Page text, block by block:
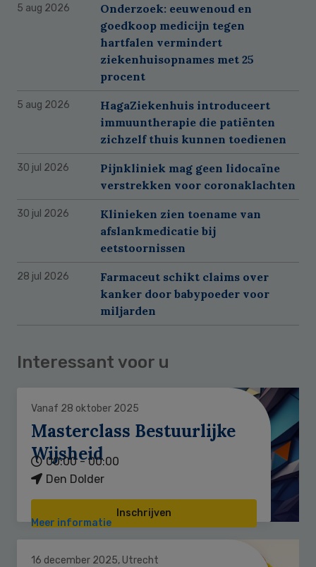
5 aug 2026
Onderzoek: eeuwenoud en
goedkoop medicijn tegen
hartfalen vermindert
ziekenhuisopnames met 25
procent
5 aug 2026
HagaZiekenhuis introduceert
immuuntherapie die patiënten
zichzelf thuis kunnen toedienen
30 jul 2026
Pijnkliniek mag geen lidocaïne
verstrekken voor coronaklachten
30 jul 2026
Klinieken zien toename van
afslankmedicatie bij
eetstoornissen
28 jul 2026
Farmaceut schikt claims over
kanker door babypoeder voor
miljarden
Interessant voor u
Vanaf 28 oktober 2025
Masterclass Bestuurlijke
Wijsheid
00:00 - 00:00
Den Dolder
Inschrijven
Meer informatie
16 december 2025, Utrecht